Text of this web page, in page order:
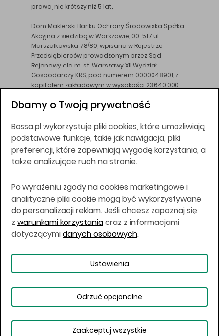
prawa, nie krótszy niż 5 lat.
Dom Maklerski Banku Ochrony Środowiska Spółka
Akcyjna z siedzibą w Warszawie, 00-517 ul.
Marszałkowska 78/80, wpisana w Rejestrze
Przedsiębiorców prowadzonym przez Sąd
Rejonowy dla m. st. Warszawy XII Wydział
Gospodarczy KRS, pod numerem 0000048901, z
kapitałem zakładowym w wysokości 23.640.000
DM BOŚ działa na podstawie zezwolenia KNF z dnia
Wszelkie informacje na niniejszej stronie w tym
informacje o produktach inwestycyjnych nie są
kierowane do osób mających miejsce
zamieszkania lub pobytu w Stanach
Japonii, ani w dowolnej innej jurysdykcji, w której
taki materiał byłby sprzeczny z prawem lub w
których zgodne z prawem nabycie produktów
inwestycyjnych nie jest możliwe lub w której nie
jest możliwe złożenie oferty. Prawa obowiązujące
w danej jurysdykcji określają, czy jest możliwe
nabycie poszczególnych produktów
Copyright © 2026 BOŚ | BOSSA.PL
Warunki korzystania
Dane osobowe
Dbamy o Twoją prywatność
Bossa.pl wykorzystuje pliki cookies, które umożliwiają
podstawowe funkcje, takie jak nawigacja, pliki
preferencji, które zapewniają wygodę korzystania, a
także analizujące ruch na stronie.
Po wyrażeniu zgody na cookies marketingowe i
analityczne pliki cookie mogą być wykorzystywane
do personalizacji reklam. Jeśli chcesz zapoznaj się
z warunkami korzystaniaoraz z informacjami
dotyczącymidanych osobowych.
Ustawienia
Odrzuć opcjonalne
Zaakceptuj wszystkie